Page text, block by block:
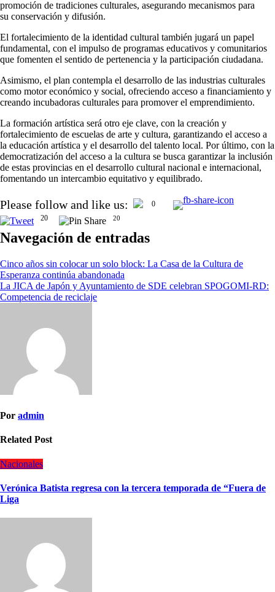
promoción de tradiciones culturales, asegurando mecanismos para
su conservación y difusión.
El fortalecimiento de la identidad cultural también jugará un papel
fundamental, con el impulso de programas educativos y comunitarios
que fomenten el sentido de pertenencia y la participación ciudadana.
Asimismo, el plan contempla el desarrollo de las industrias culturales
como motor económico y social, ofreciendo acceso a financiamiento y
creando incubadoras culturales para promover el emprendimiento.
La formación artística será otro eje clave, con la creación y
fortalecimiento de escuelas de arte y cultura, garantizando el acceso a
la educación artística y el desarrollo del talento local. Por último, con la
democratización del acceso a la cultura se busca garantizar la inclusión
de estas provincias en el desarrollo cultural nacional e internacional,
fomentando un intercambio equitativo y equilibrado.
Please follow and like us:
0
20
20
Navegación de entradas
Cinco años sin colocar un solo block: La Casa de la Cultura de
Esperanza continúa abandonada
La JICA de Japón y Ayuntamiento de SDE celebran SPOGOMI-RD:
Competencia de reciclaje
Por admin
Related Post
Nacionales
Verónica Batista regresa con la tercera temporada de “Fuera de
Liga